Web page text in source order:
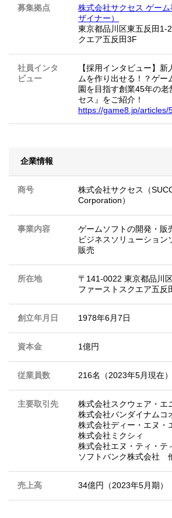
募集拠点
株式会社サクセス ゲー
ザイナー）
東京都品川区東五反田1-
クエア五反田3F
社員インタ
ビュー
【採用インタビュー】
ムを作り出せる！？ゲー
園を目指す創業45年の老
セス』をご紹介！
https://game8.jp/articles/
企業情報
商号
株式会社サクセス（
Corporation）
事業内容
ゲームソフトの開発・販
ビジネスソリューション
販売
所在地
〒141-0022 東京都品川
ファーストスクエア五反
創立年月日 1978年6月7日
資本金 1億円
従業員数 216名（2023年5月現在）
主要取引先
株式会社スクウェア・エ
株式会社バンダイナムコ
株式会社ディー・エヌ・
株式会社ミクシィ
株式会社エヌ・ティ・テ
ソフトバンク株式会社
売上高 34億円（2023年5月期）